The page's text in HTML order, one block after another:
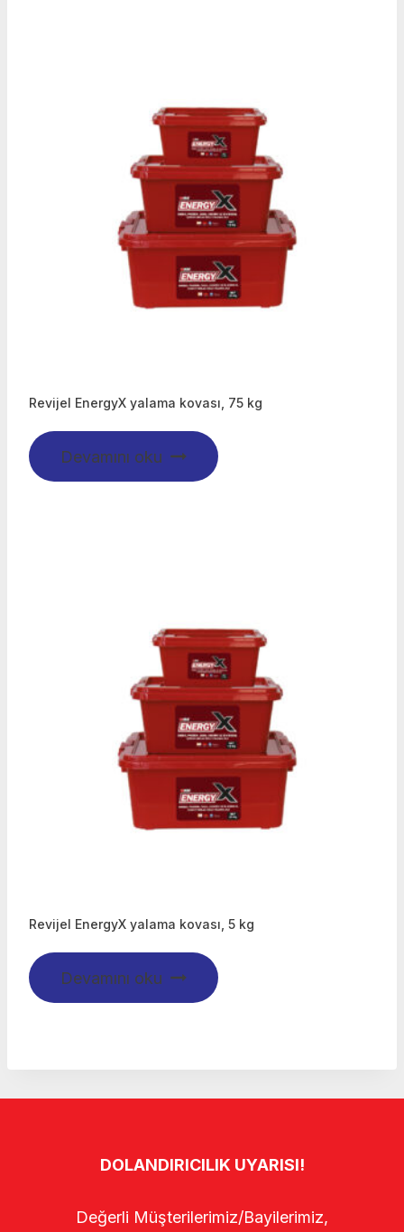
Revijel EnergyX yalama kovası, 75 kg
Devamını oku
Revijel EnergyX yalama kovası, 5 kg
Devamını oku
DOLANDIRICILIK UYARISI!
Değerli Müşterilerimiz/Bayilerimiz,